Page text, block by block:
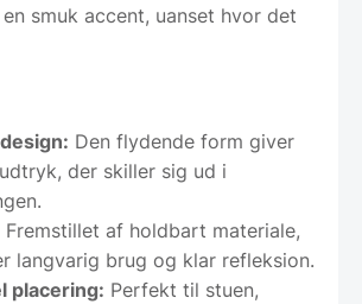
smuk accent, uanset hvor det
Den flydende form giver
der skiller sig ud i
Fremstillet af holdbart materiale,
langvarig brug og klar refleksion.
placering: Perfekt til stuen,